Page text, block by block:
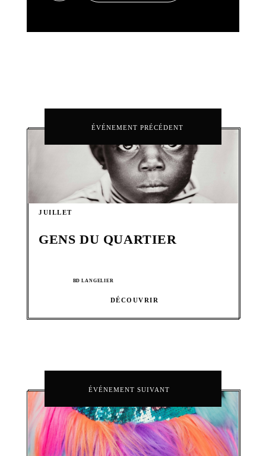
ÉVÉNEMENT PRÉCÉDENT
JUILLET
GENS DU QUARTIER
BD LANGELIER
DÉCOUVRIR
ÉVÉNEMENT SUIVANT